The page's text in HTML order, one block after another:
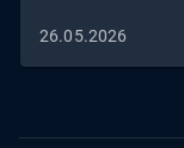
26.05.2026